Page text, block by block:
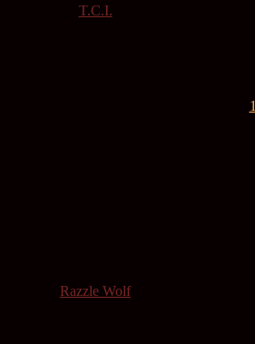
T.C.I.
1
Razzle Wolf